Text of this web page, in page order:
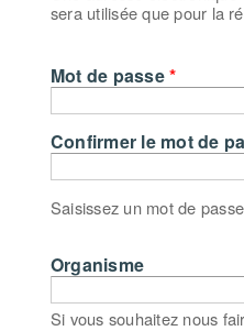
sera utilisée que pour la
Mot de passe*
Confirmer le mot de
Saisissez un mot de
Organisme
Si vous souhaitez nous